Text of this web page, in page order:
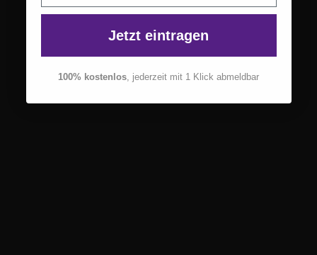
Jetzt eintragen
100% kostenlos, jederzeit mit 1 Klick abmeldbar